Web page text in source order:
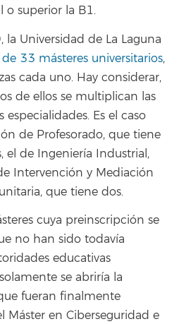
o superior la B1.
Universidad de La Laguna
33 másteres universitarios,
cada uno. Hay considerar,
de ellos se multiplican las
especialidades. Es el caso
de Profesorado, que tiene
el de Ingeniería Industrial,
Intervención y Mediación
que tiene dos.
cuya preinscripción se
no han sido todavía
educativas
se abriría la
fueran finalmente
Máster en Ciberseguridad e